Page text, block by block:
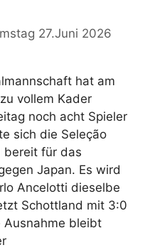
27.Juni 2026
hat am
vollem Kader
noch acht Spieler
sich die Seleção
bereit für das
Japan. Es wird
Ancelotti dieselbe
Schottland mit 3:0
Ausnahme bleibt